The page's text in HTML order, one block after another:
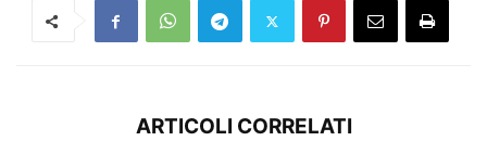
ARTICOLI CORRELATI